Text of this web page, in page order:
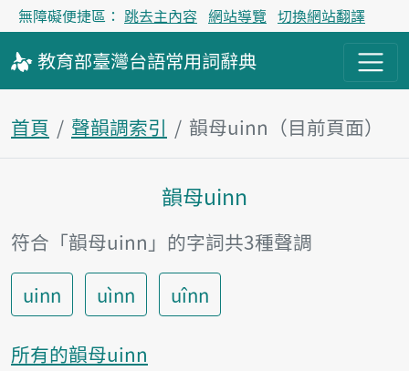
無障礙便捷區： 跳去主內容 網站導覽 切換網站翻譯
教育部臺灣台語常用詞辭典
首頁 聲韻調索引 韻母uinn（目前頁面）
主內容區塊
韻母uinn
符合「韻母uinn」的字詞共3種聲調
uinn
uìnn uînn
所有的韻母uinn